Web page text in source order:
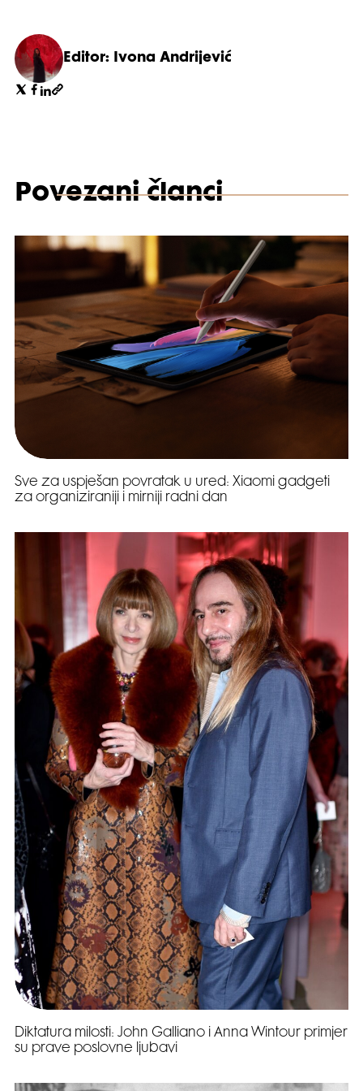
Editor: Ivona Andrijević
Povezani članci
Sve za uspješan povratak u ured: Xiaomi gadgeti
za organiziraniji i mirniji radni dan
Diktatura milosti: John Galliano i Anna Wintour primjer
su prave poslovne ljubavi